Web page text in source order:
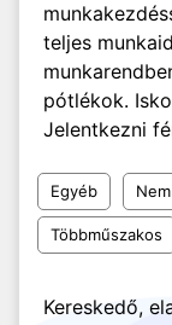
teljes
pótlékok.
Jelentkezni
Egyéb
Többműszakos
Kereskedő,